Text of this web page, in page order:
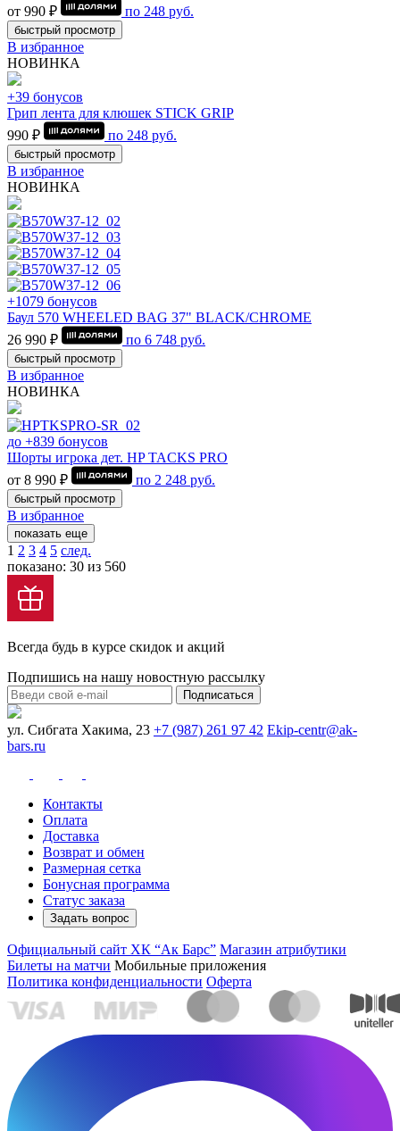
от 990 ₽
по 248 руб.
быстрый просмотр
В избранное
НОВИНКА
+39 бонусов
Грип лента для клюшек STICK GRIP
990 ₽
по 248 руб.
быстрый просмотр
В избранное
НОВИНКА
+1079 бонусов
Баул 570 WHEELED BAG 37" BLACK/CHROME
26 990 ₽
по 6 748 руб.
быстрый просмотр
В избранное
НОВИНКА
до +839 бонусов
Шорты игрока дет. HP TACKS PRO
от 8 990 ₽
по 2 248 руб.
быстрый просмотр
В избранное
показать еще
1 2 3 4 5 след.
показано: 30 из 560
Всегда будь в курсе скидок и акций
Подпишись на нашу новостную рассылку
Подписаться
ул. Сибгата Хакима, 23 +7 (987) 261 97 42 Ekip-centr@ak-
bars.ru
Контакты
Оплата
Доставка
Возврат и обмен
Размерная сетка
Бонусная программа
Статус заказа
Задать вопрос
Официальный сайт ХК “Ак Барс” Магазин атрибутики
Билеты на матчи Мобильные приложения
Политика конфиденциальности Оферта